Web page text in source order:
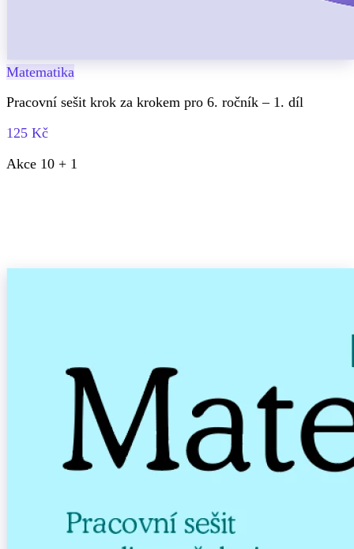
Matematika
Pracovní sešit krok za krokem pro 6. ročník – 1. díl
125 Kč
Akce 10 + 1